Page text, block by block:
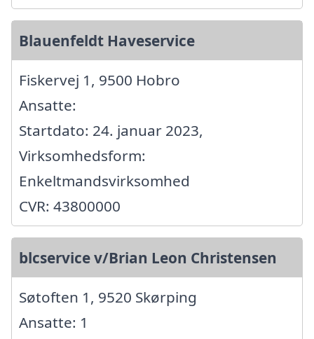
Blauenfeldt Haveservice
Fiskervej 1, 9500 Hobro
Ansatte:
Startdato: 24. januar 2023,
Virksomhedsform:
Enkeltmandsvirksomhed
CVR: 43800000
blcservice v/Brian Leon Christensen
Søtoften 1, 9520 Skørping
Ansatte: 1